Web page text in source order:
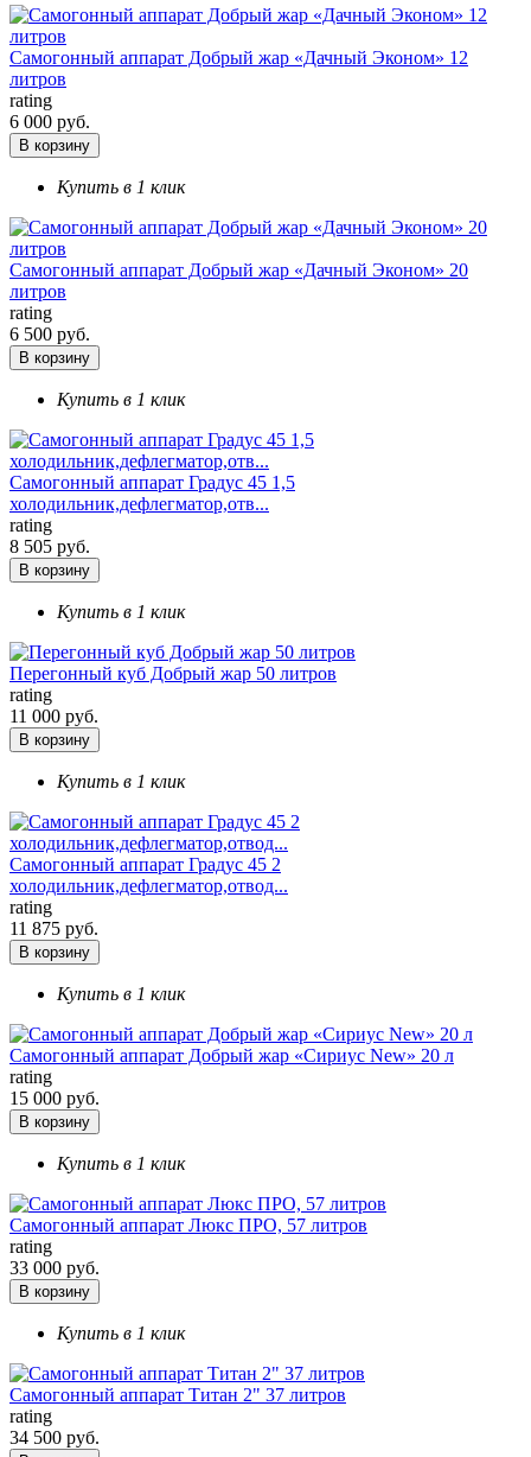
Самогонный аппарат Добрый жар «Дачный Эконом» 12
литров
rating
6 000 руб.
В корзину
Купить в 1 клик
Самогонный аппарат Добрый жар «Дачный Эконом» 20
литров
rating
6 500 руб.
В корзину
Купить в 1 клик
Самогонный аппарат Градус 45 1,5
холодильник,дефлегматор,отв...
rating
8 505 руб.
В корзину
Купить в 1 клик
Перегонный куб Добрый жар 50 литров
rating
11 000 руб.
В корзину
Купить в 1 клик
Самогонный аппарат Градус 45 2
холодильник,дефлегматор,отвод...
rating
11 875 руб.
В корзину
Купить в 1 клик
Самогонный аппарат Добрый жар «Сириус New» 20 л
rating
15 000 руб.
В корзину
Купить в 1 клик
Самогонный аппарат Люкс ПРО, 57 литров
rating
33 000 руб.
В корзину
Купить в 1 клик
Самогонный аппарат Титан 2" 37 литров
rating
34 500 руб.